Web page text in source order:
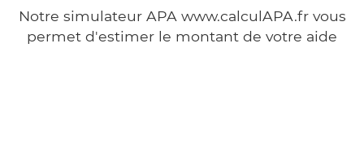
Notre simulateur APA www.calculAPA.fr vous
permet d'estimer le montant de votre aide